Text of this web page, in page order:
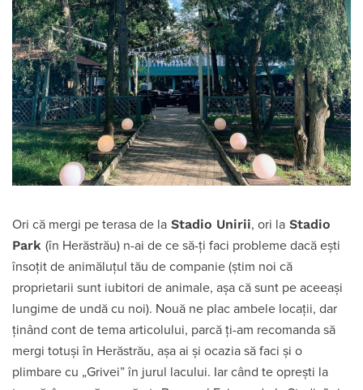
Ori că mergi pe terasa de la Stadio Unirii, ori la Stadio
Park (în Herăstrău) n-ai de ce să-ți faci probleme dacă ești
însoțit de animăluțul tău de companie (știm noi că
proprietarii sunt iubitori de animale, așa că sunt pe aceeași
lungime de undă cu noi). Nouă ne plac ambele locații, dar
ținând cont de tema articolului, parcă ți-am recomanda să
mergi totuși în Herăstrău, așa ai și ocazia să faci și o
plimbare cu „Grivei” în jurul lacului. Iar când te oprești la